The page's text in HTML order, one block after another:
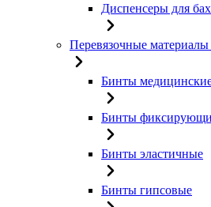
Диспенсеры для
Перевязочные материалы
Бинты
Бинты
Бинты эластичные
Бинты гипсовые